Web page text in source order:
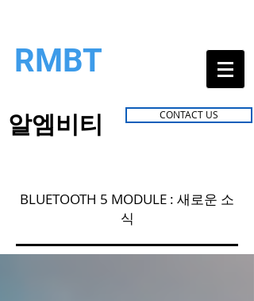
RMBT
알엠비티 CONTACT US
BLUETOOTH 5 MODULE : 새로운 소
식